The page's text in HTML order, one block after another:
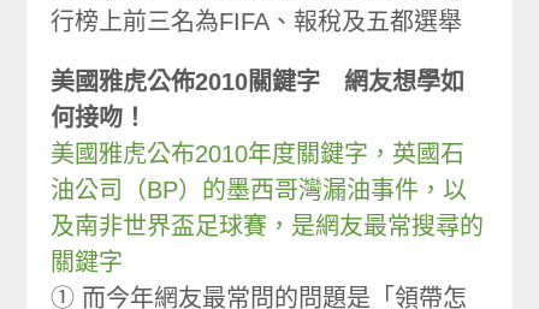
行榜上前三名為FIFA、報稅及五都選舉
美國雅虎公佈2010關鍵字 網友想學如
何接吻！
美國雅虎公布2010年度關鍵字，英國石
油公司（BP）的墨西哥灣漏油事件，以
及南非世界盃足球賽，是網友最常搜尋的
關鍵字
① 而今年網友最常問的問題是「領帶怎